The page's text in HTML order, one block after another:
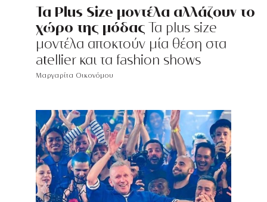
Τα Plus Size μοντέλα αλλάζουν το
χώρο της μόδας Τα plus size
μοντέλα αποκτούν μία θέση στα
atellier και τα fashion shows
Μαργαρίτα Οικονόμου